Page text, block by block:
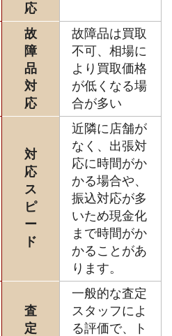
応
故
障
品
対
応
故障品は買取
不可、相場に
より買取価格
が低くなる場
合が多い
対
応
ス
ピ
ー
ド
近隣に店舗が
なく、出張対
応に時間がか
かる場合や、
振込対応が多
いため現金化
まで時間がか
かることがあ
ります。
査
定
一般的な査定
スタッフによ
る評価で、ト